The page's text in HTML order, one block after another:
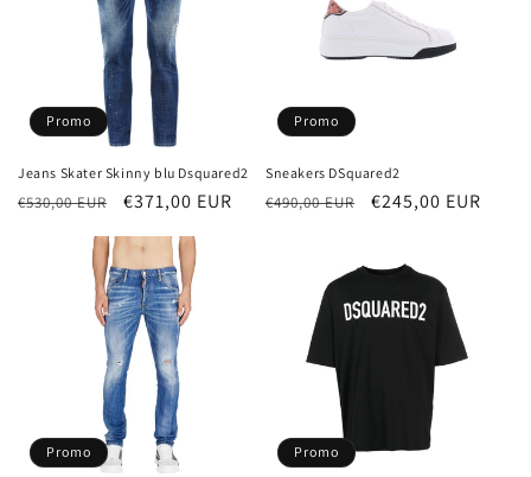
Promo
Jeans Skater Skinny blu Dsquared2
Prezzo
€530,00 EUR
Prezzo
€371,00 EUR
Promo
Sneakers DSquared2
Prezzo
€490,00 EUR
Prezzo
€245,00 EUR
Promo Promo